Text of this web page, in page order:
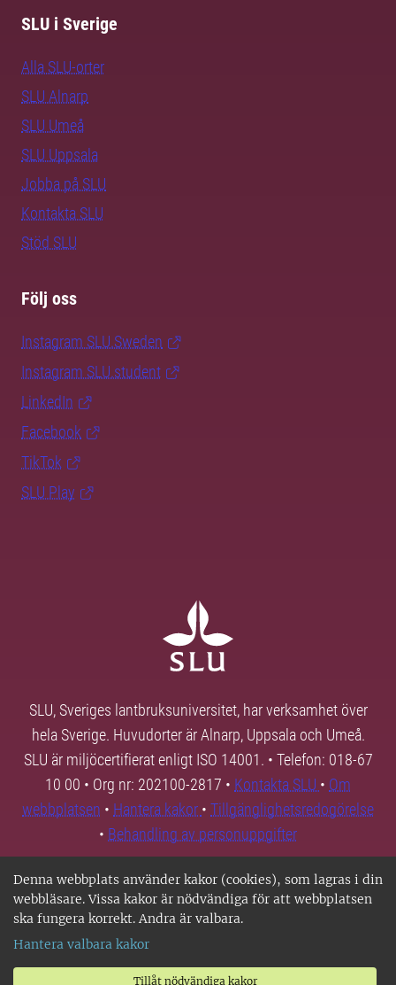
Denna webbplats använder kakor (cookies), som lagras i din
webbläsare. Vissa kakor är nödvändiga för att webbplatsen
ska fungera korrekt. Andra är valbara.
Hantera valbara kakor
Tillåt nödvändiga kakor
SLU i Sverige
Alla SLU-orter
SLU Alnarp
SLU Umeå
SLU Uppsala
Jobba på SLU
Kontakta SLU
Stöd SLU
Följ oss
Instagram SLU.Sweden
Instagram SLU.student
LinkedIn
Facebook
TikTok
SLU Play
SLU, Sveriges lantbruksuniversitet, har verksamhet över
hela Sverige. Huvudorter är Alnarp, Uppsala och Umeå.
SLU är miljöcertifierat enligt ISO 14001. • Telefon: 018-67
10 00 • Org nr: 202100-2817 • Kontakta SLU • Om
webbplatsen • Hantera kakor • Tillgänglighetsredogörelse
• Behandling av personuppgifter